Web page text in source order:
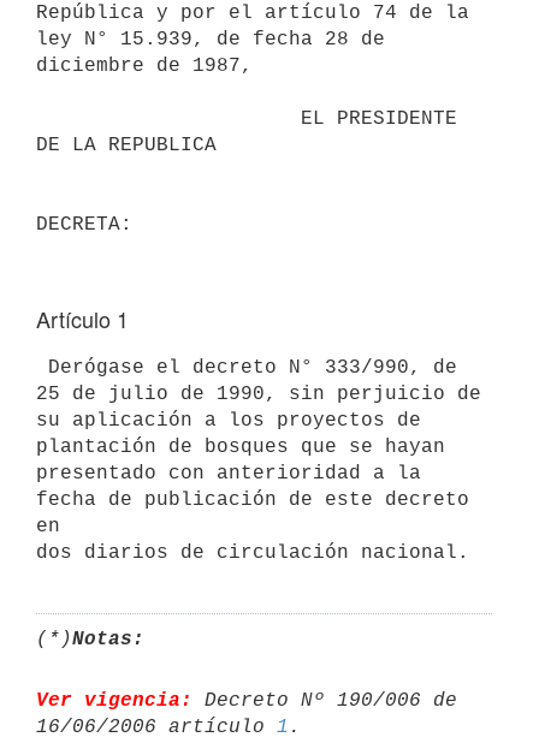
República y por el artículo 74 de la
ley N° 15.939, de fecha 28 de
diciembre de 1987,
DE LA REPUBLICA
Artículo 1
25 de julio de 1990, sin perjuicio de
su aplicación a los proyectos de
plantación de bosques que se hayan
presentado con anterioridad a la
fecha de publicación de este decreto
en
(*)Notas:
Ver vigencia:
Decreto Nº 190/006 de
16/06/2006 artículo 1